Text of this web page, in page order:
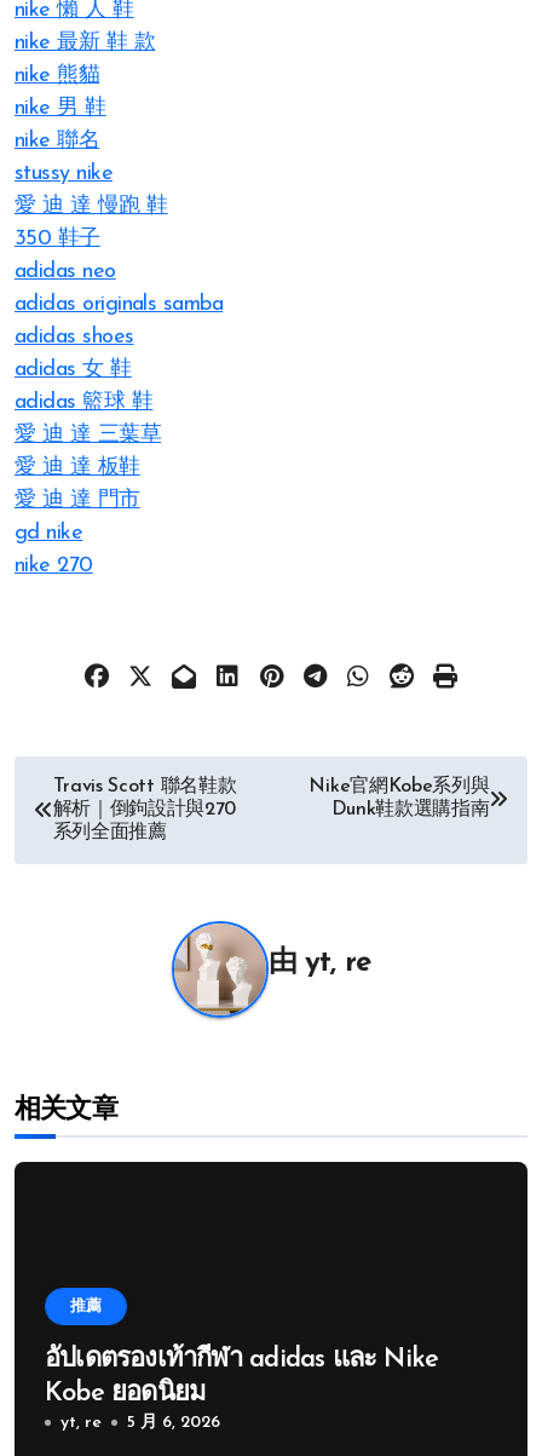
nike 懶 人 鞋
nike 最新 鞋 款
nike 熊貓
nike 男 鞋
nike 聯名
stussy nike
愛 迪 達 慢跑 鞋
350 鞋子
adidas neo
adidas originals samba
adidas shoes
adidas 女 鞋
adidas 籃球 鞋
愛 迪 達 三葉草
愛 迪 達 板鞋
愛 迪 達 門市
gd nike
nike 270
Travis Scott 聯名鞋款
解析｜倒鉤設計與270
系列全面推薦
Nike官網Kobe系列與
Dunk鞋款選購指南
由yt, re
相关文章
推薦
อัปเดตรองเท้ากีฬา adidas และ Nike
Kobe ยอดนิยม
yt, re 5 月 6, 2026